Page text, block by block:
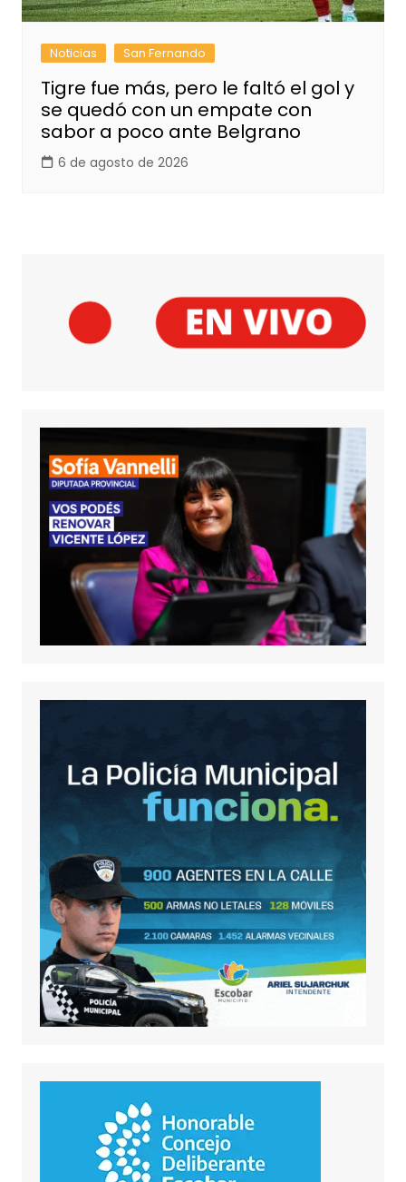
Noticias San Fernando
Tigre fue más, pero le faltó el gol y
se quedó con un empate con
sabor a poco ante Belgrano
6 de agosto de 2026